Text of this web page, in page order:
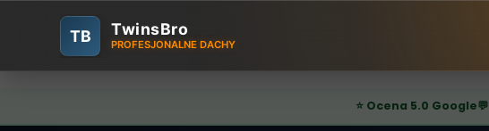
TB TwinsBro
PROFESJONALNE DACHY
⭐ Ocena 5.0 Google